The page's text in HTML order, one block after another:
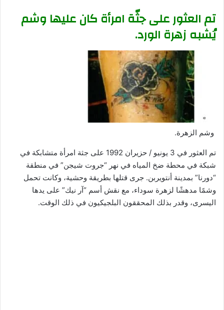
تم العثور على جثّة امرأة كان عليها وشم
يُشبه زهرة الورد.
وشم الزهرة.
تم العثور في 3 يونيو / حزيران 1992 على جثة امرأة متشابكة في
شبكة في محطة ضخ المياه في نهر “جروت شيجن” في منطقة
“دورنا” بمدينة أنتويربن. جرى قتلها بطريقة وحشية، وكانت تحمل
وشمًا مدهشًا لزهرة سوداء، مع نقش أسم “آر نيك” على يدها
اليسرى، وقدر بذلك المحققون البلجيكيون في ذلك الوقت.